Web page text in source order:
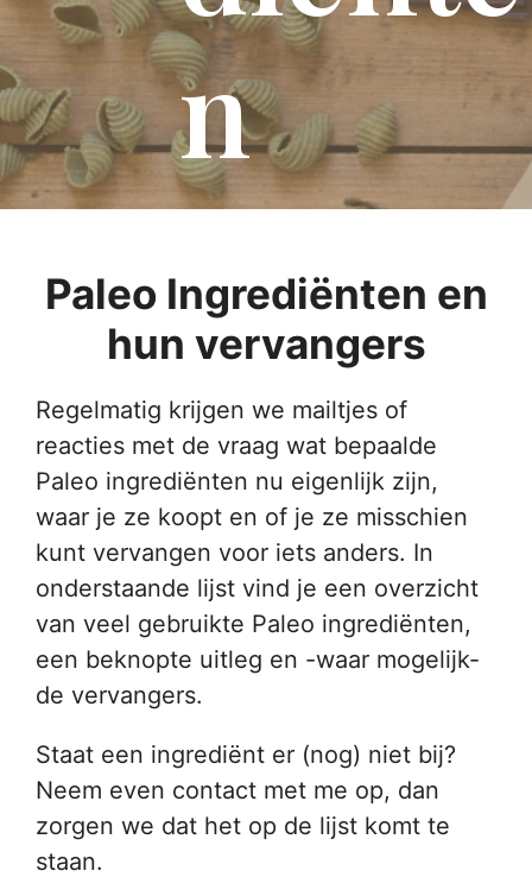
n
Paleo Ingrediënten en
hun vervangers
Regelmatig krijgen we mailtjes of
reacties met de vraag wat bepaalde
Paleo ingrediënten nu eigenlijk zijn,
waar je ze koopt en of je ze misschien
kunt vervangen voor iets anders. In
onderstaande lijst vind je een overzicht
van veel gebruikte Paleo ingrediënten,
een beknopte uitleg en -waar mogelijk-
de vervangers.
Staat een ingrediënt er (nog) niet bij?
Neem even contact met me op, dan
zorgen we dat het op de lijst komt te
staan.